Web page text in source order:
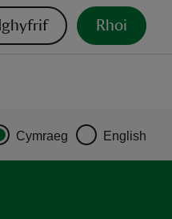
Rhoi
Cymraeg English